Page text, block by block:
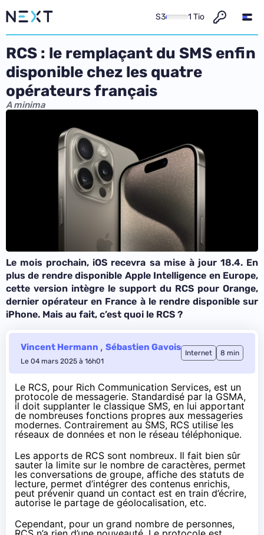
S3 1 Tio
RCS : le remplaçant du SMS enfin
disponible chez les quatre
opérateurs français
A minima
Le mois prochain, iOS recevra sa mise à jour 18.4. En
plus de rendre disponible Apple Intelligence en Europe,
cette version intègre le support du RCS pour Orange,
dernier opérateur en France à le rendre disponible sur
iPhone. Mais au fait, c’est quoi le RCS ?
Vincent Hermann , Sébastien Gavois
Le 04 mars 2025 à 16h01
Internet 8 min
Le RCS, pour Rich Communication Services, est un
protocole de messagerie. Standardisé par la GSMA,
il doit supplanter le classique SMS, en lui apportant
de nombreuses fonctions propres aux messageries
modernes. Contrairement au SMS, RCS utilise les
réseaux de données et non le réseau téléphonique.
Les apports de RCS sont nombreux. Il fait bien sûr
sauter la limite sur le nombre de caractères, permet
les conversations de groupe, affiche des statuts de
lecture, permet d’intégrer des contenus enrichis,
peut prévenir quand un contact est en train d’écrire,
autorise le partage de géolocalisation, etc.
Cependant, pour un grand nombre de personnes,